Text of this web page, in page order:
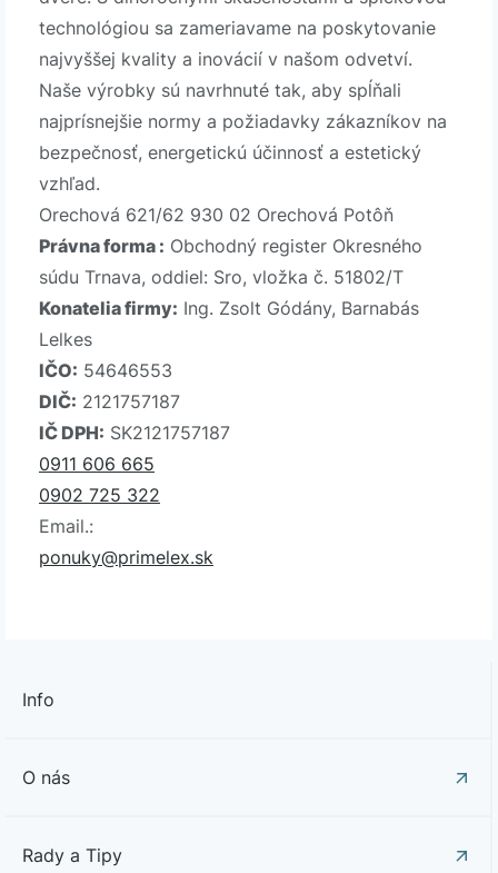
technológiou sa zameriavame na poskytovanie
najvyššej kvality a inovácií v našom odvetví.
Naše výrobky sú navrhnuté tak, aby spĺňali
najprísnejšie normy a požiadavky zákazníkov na
bezpečnosť, energetickú účinnosť a estetický
vzhľad.
Orechová 621/62 930 02 Orechová Potôň
Právna forma : Obchodný register Okresného
súdu Trnava, oddiel: Sro, vložka č. 51802/T
Konatelia firmy: Ing. Zsolt Gódány, Barnabás
Lelkes
IČO: 54646553
DIČ: 2121757187
IČ DPH: SK2121757187
0911 606 665
0902 725 322
Email.:
ponuky@primelex.sk
Info
O nás
Rady a Tipy